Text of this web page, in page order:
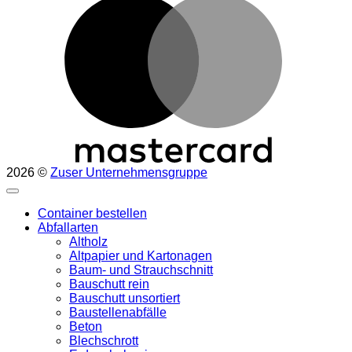
2026 © Zuser Unternehmensgruppe
Container bestellen
Abfallarten
Altholz
Altpapier und Kartonagen
Baum- und Strauchschnitt
Bauschutt rein
Bauschutt unsortiert
Baustellenabfälle
Beton
Blechschrott